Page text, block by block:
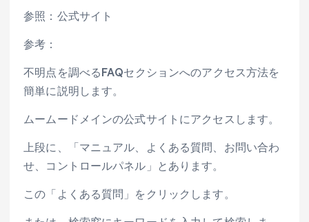
参照：公式サイト
参考：
不明点を調べるFAQセクションへのアクセス方法を
簡単に説明します。
ムームードメインの公式サイトにアクセスします。
上段に、「マニュアル、よくある質問、お問い合わ
せ、コントロールパネル」とあります。
この「よくある質問」をクリックします。